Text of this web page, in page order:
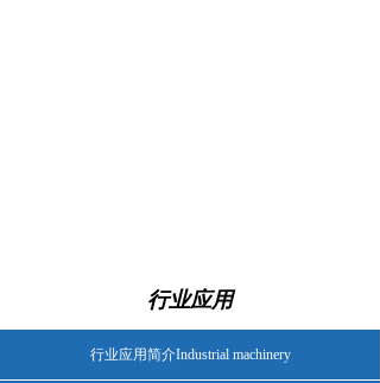
行业应用
行业应用简介Industrial machinery